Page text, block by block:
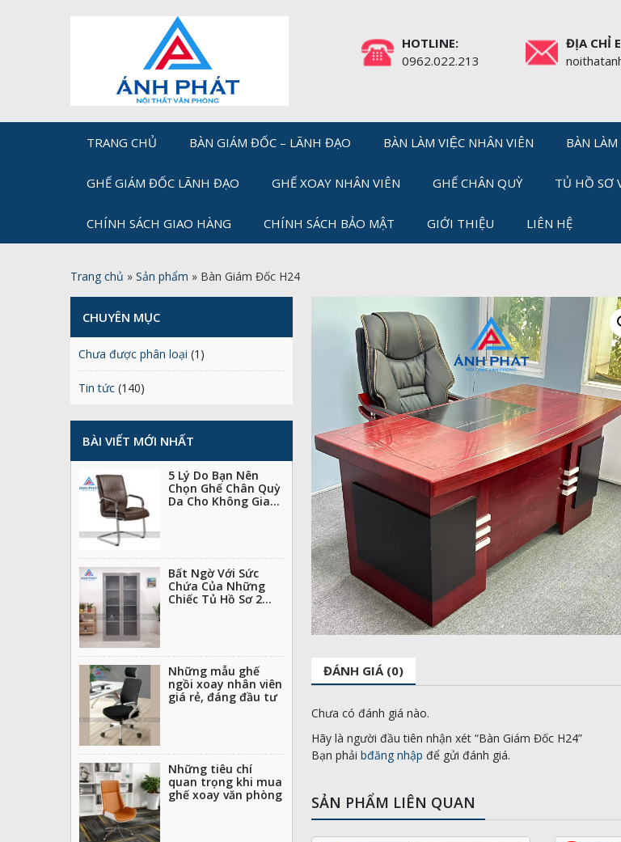
HOTLINE:
0962.022.213
ĐỊA CHỈ
TRANG CHỦ BÀN GIÁM ĐỐC – LÃNH ĐẠO BÀN LÀM VIỆC NHÂN VIÊN BÀN LÀM
GHẾ GIÁM ĐỐC LÃNH ĐẠO GHẾ XOAY NHÂN VIÊN GHẾ CHÂN QUỲ TỦ HỒ SƠ
CHÍNH SÁCH GIAO HÀNG CHÍNH SÁCH BẢO MẬT GIỚI THIỆU LIÊN HỆ
Trang chủ » Sản phẩm » Bàn Giám Đốc H24
ĐÁNH GIÁ (0)
Chưa có đánh giá nào.
Hãy là người đầu tiên nhận xét “Bàn Giám Đốc H24”
Bạn phảibđăng nhập để gửi đánh giá.
SẢN PHẨM LIÊN QUAN
CHUYÊN MỤC
Chưa được phân loại (1)
Tin tức (140)
BÀI VIẾT MỚI NHẤT
5 Lý Do Bạn Nên
Chọn Ghế Chân Quỳ
Da Cho Không Gian
Bất Ngờ Với Sức
Chứa Của Những
Chiếc Tủ Hồ Sơ 2
Những mẫu ghế
ngồi xoay nhân viên
giá rẻ, đáng đầu tư
Những tiêu chí
quan trọng khi mua
ghế xoay văn phòng